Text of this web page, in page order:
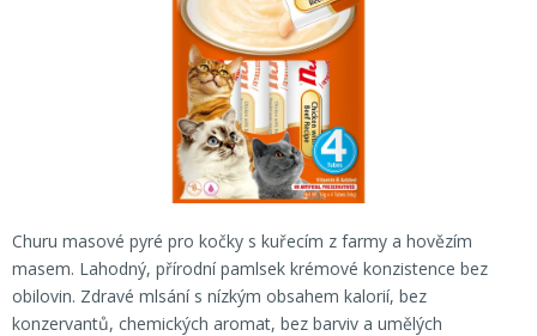
Churu masové pyré pro kočky s kuřecím z farmy a hovězím
masem. Lahodný, přírodní pamlsek krémové konzistence bez
obilovin. Zdravé mlsání s nízkým obsahem kalorií, bez
konzervantů, chemických aromat, bez barviv a umělých